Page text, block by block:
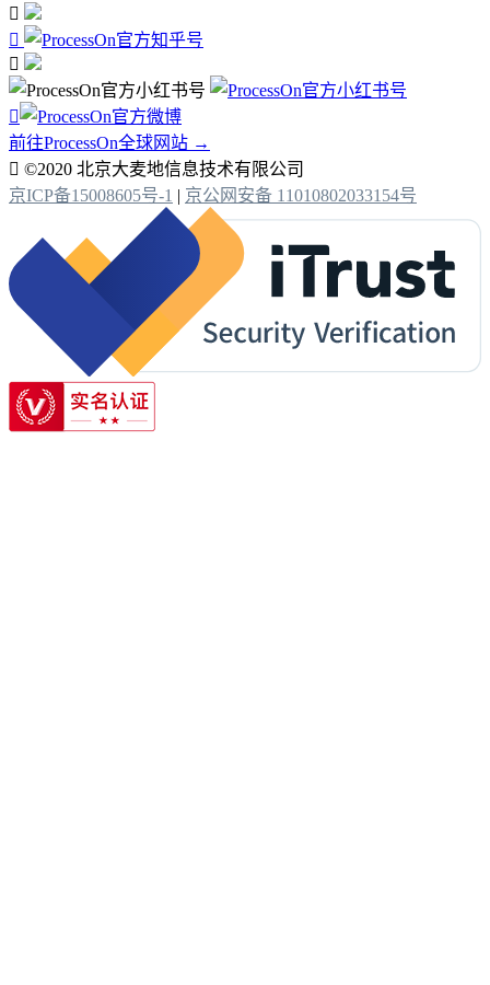




前往ProcessOn全球网站 →
 ©2020 北京大麦地信息技术有限公司
京ICP备15008605号-1 | 京公网安备 11010802033154号